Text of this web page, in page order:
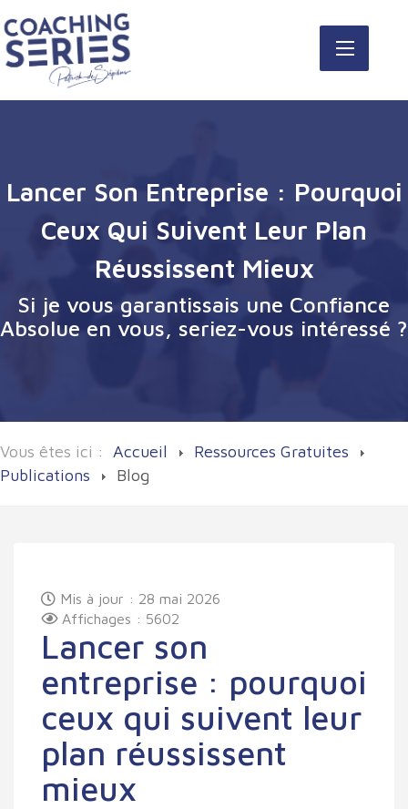
Lancer Son Entreprise : Pourquoi
Ceux Qui Suivent Leur Plan
Réussissent Mieux
Si je vous garantissais une Confiance
Absolue en vous, seriez-vous intéressé ?
Vous êtes ici : Accueil
Ressources Gratuites
Publications
Blog
Mis à jour : 28 mai 2026
Affichages : 5602
Lancer son
entreprise : pourquoi
ceux qui suivent leur
plan réussissent
mieux